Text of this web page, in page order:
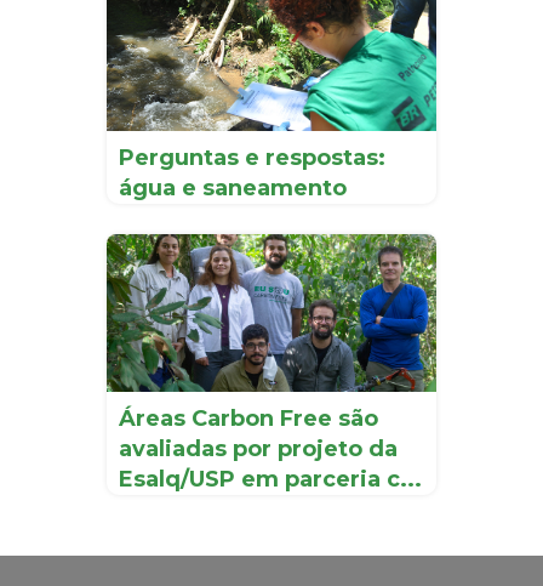
Perguntas e respostas:
água e saneamento
Áreas Carbon Free são
avaliadas por projeto da
Esalq/USP em parceria c...